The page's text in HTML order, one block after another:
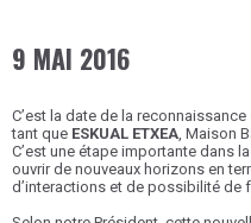
9 MAI 2016
C’est la date de la reconnaissance
tant que ESKUAL ETXEA, Maison
C’est une étape importante dans
ouvrir de nouveaux horizons en
d’interactions et de possibilité de